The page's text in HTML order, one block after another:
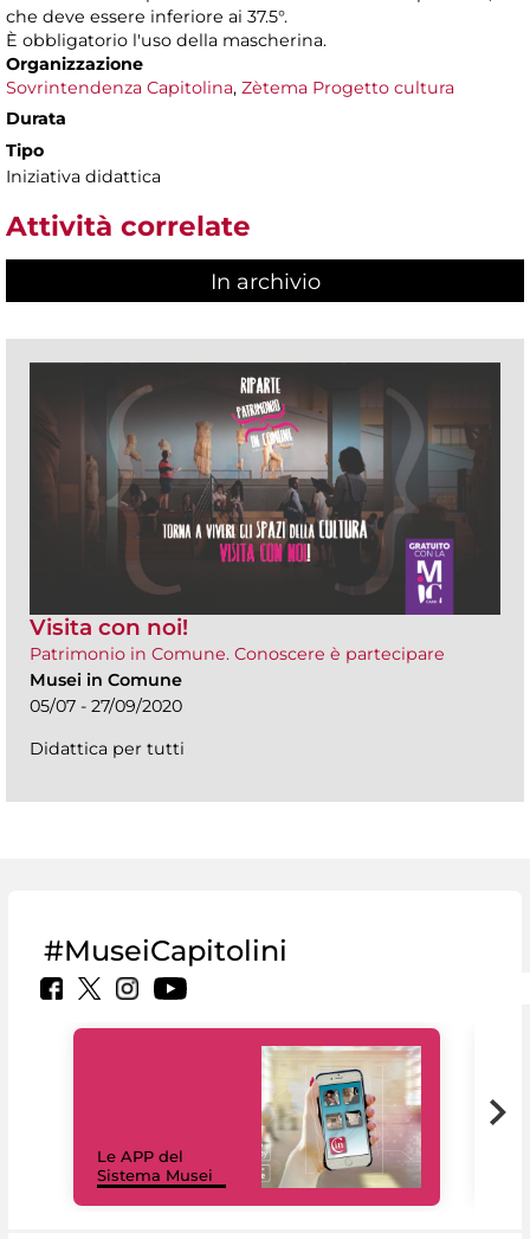
che deve essere inferiore ai 37.5°.
È obbligatorio l'uso della mascherina.
Organizzazione
Sovrintendenza Capitolina, Zètema Progetto cultura
Durata
Tipo
Iniziativa didattica
Attività correlate
In archivio
Visita con noi!
Patrimonio in Comune. Conoscere è partecipare
Musei in Comune
05/07 - 27/09/2020
Didattica per tutti
#MuseiCapitolini
Le APP del
Sistema Musei